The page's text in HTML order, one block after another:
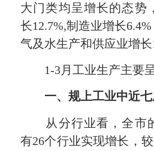
大门类均呈增长的态势
长12.7%,制造业增长
气及水生产和供应业增长
1-3月工业生产主要呈
一、规上工业中近
从分行业看，全市
有26个行业实现增长，